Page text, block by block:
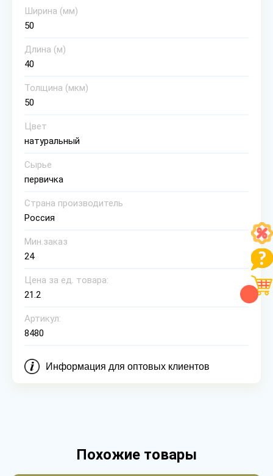
Ширина (мм)
50
Длина (м)
40
Толщина (мкм)
50
Цвет
натуральный
Сырье
первичка
Страна производитель
Россия
Мин.заказ
24
Цена за ед. товара:
21.2
Артикул:
8480
Информация для оптовых клиентов
Похожие товары